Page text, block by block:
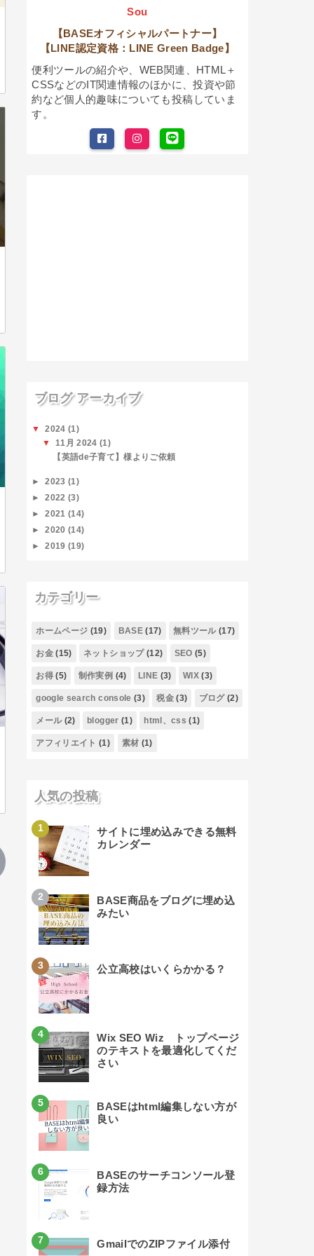
Sou
【BASEオフィシャルパートナー】
【LINE認定資格：LINE Green Badge】
便利ツールの紹介や、WEB関連、HTML＋
CSSなどのIT関連情報のほかに、投資や節
約など個人的趣味についても投稿していま
す。
ブログ アーカイブ
▼2024(1)
▼ 11月 2024 (1)
【英語de子育て】様よりご依頼
►2023(1)
►2022(3)
►2021(14)
►2020(14)
►2019(19)
カテゴリー
ホームページ (19) BASE (17) 無料ツール (17)
お金 (15) ネットショップ (12) SEO (5)
お得 (5) 制作実例 (4) LINE (3) WIX (3)
google search console (3) 税金 (3) ブログ (2)
メール (2) blogger (1) html、css (1)
アフィリエイト (1) 素材 (1)
人気の投稿
サイトに埋め込みできる無料
カレンダー
BASE商品をブログに埋め込
みたい
公立高校はいくらかかる？
Wix SEO Wiz トップページ
のテキストを最適化してくだ
さい
BASEはhtml編集しない方が
良い
BASEのサーチコンソール登
録方法
GmailでのZIPファイル添付